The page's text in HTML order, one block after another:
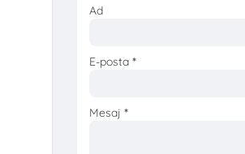
Ad
E-posta *
Mesaj *